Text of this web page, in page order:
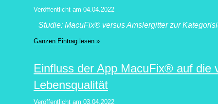
Veröffentlicht am 04.04.2022
Studie: MacuFix® versus Amslergitter zur
Ganzen Eintrag lesen »
Einfluss der App MacuFix® auf die
Lebensqualität
Veröffentlicht am 03.04.2022